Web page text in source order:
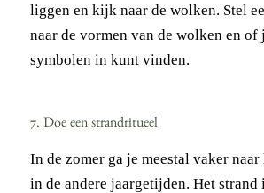
liggen en kijk naar de wolken. Stel
naar de vormen van de wolken en of
symbolen in kunt vinden.
7. Doe een strandritueel
In de zomer ga je meestal vaker naar
in de andere jaargetijden. Het strand